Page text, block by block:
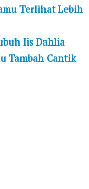
Terlihat Lebih
Iis Dahlia
Tambah Cantik